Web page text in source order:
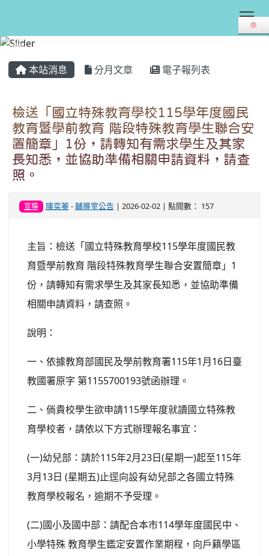
本站消息 分月文章 電子報列表
檢送「國立特殊教育學校115學年度國民
教育暨學前教育 階段特殊教育學生聯合安
置簡章」1份，請轉知有需求學生及其家
長知悉，並協助準備相關申請資料，請查
照。
宣導 陳奕蓁-輔導室公告 | 2026-02-02 | 點閱數： 157
主旨：檢送「國立特殊教育學校115學年度國民教
育暨學前教育 階段特殊教育學生聯合安置簡章」1
份，請轉知有需求學生及其家長知悉，並協助準備
相關申請資料，請查照。
說明：
一、依據教育部國民及學前教育署115年1月16日臺
教國署原字 第1155700193號函辦理。
二、倘貴校學生欲申請115學年度就讀國立特殊教
育學校者，請依以下方式辦理報名事宜：
(一)幼兒部：請於115年2月23日(星期一)起至115年
3月13日 (星期五)止逕向設有幼兒部之各國立特殊
教育學校報名，逾期不予受理。
(二)國小及國中部：請配合本市114學年度國民中、
小學特殊 教育學生鑑定安置作業期程，向戶籍學區